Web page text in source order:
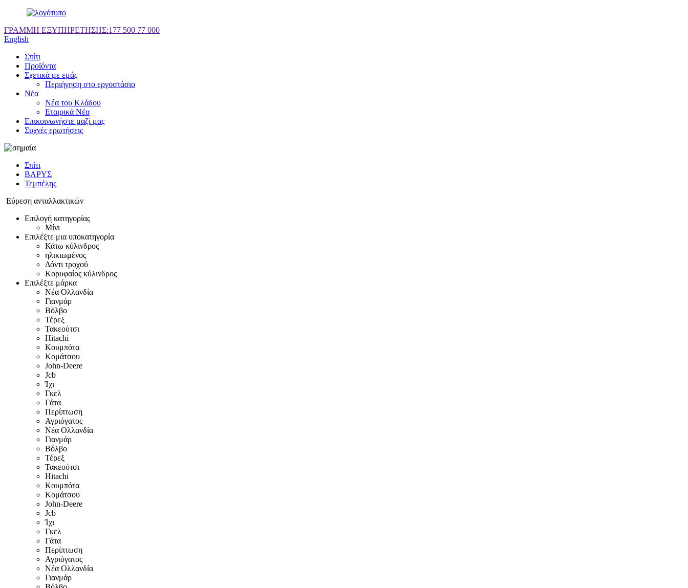
ΓΡΑΜΜΗ ΕΞΥΠΗΡΕΤΗΣΗΣ:177 500 77 000
English
Σπίτι
Προϊόντα
Σχετικά με εμάς
Περιήγηση στο εργοστάσιο
Νέα
Νέα του Κλάδου
Εταιρικά Νέα
Επικοινωνήστε μαζί μας
Συχνές ερωτήσεις
Σπίτι
ΒΑΡΥΣ
Τεμπέλης
Εύρεση ανταλλακτικών
Επιλογή κατηγορίας
Μίνι
Επιλέξτε μια υποκατηγορία
Κάτω κύλινδρος
ηλικιωμένος
Δόντι τροχού
Κορυφαίος κύλινδρος
Επιλέξτε μάρκα
Νέα Ολλανδία
Γιανμάρ
Βόλβο
Τέρεξ
Τακεούτσι
Hitachi
Κουμπότα
Κομάτσου
John-Deere
Jcb
Ίχι
Γκελ
Γάτα
Περίπτωση
Αγριόγατος
Νέα Ολλανδία
Γιανμάρ
Βόλβο
Τέρεξ
Τακεούτσι
Hitachi
Κουμπότα
Κομάτσου
John-Deere
Jcb
Ίχι
Γκελ
Γάτα
Περίπτωση
Αγριόγατος
Νέα Ολλανδία
Γιανμάρ